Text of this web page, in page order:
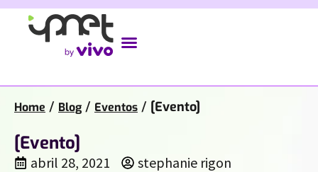
Home / Blog / Eventos / [Evento]
[Evento]
abril 28, 2021 stephanie rigon